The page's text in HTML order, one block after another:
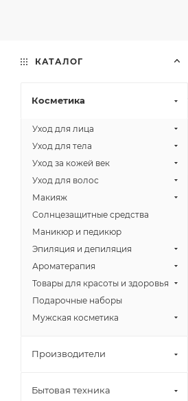
КАТАЛОГ
Косметика
Уход для лица
Уход для тела
Уход за кожей век
Уход для волос
Макияж
Солнцезащитные средства
Маникюр и педикюр
Эпиляция и депиляция
Ароматерапия
Товары для красоты и здоровья
Подарочные наборы
Мужская косметика
Производители
Бытовая техника